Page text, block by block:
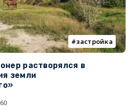
застройка
растворялся в
земли